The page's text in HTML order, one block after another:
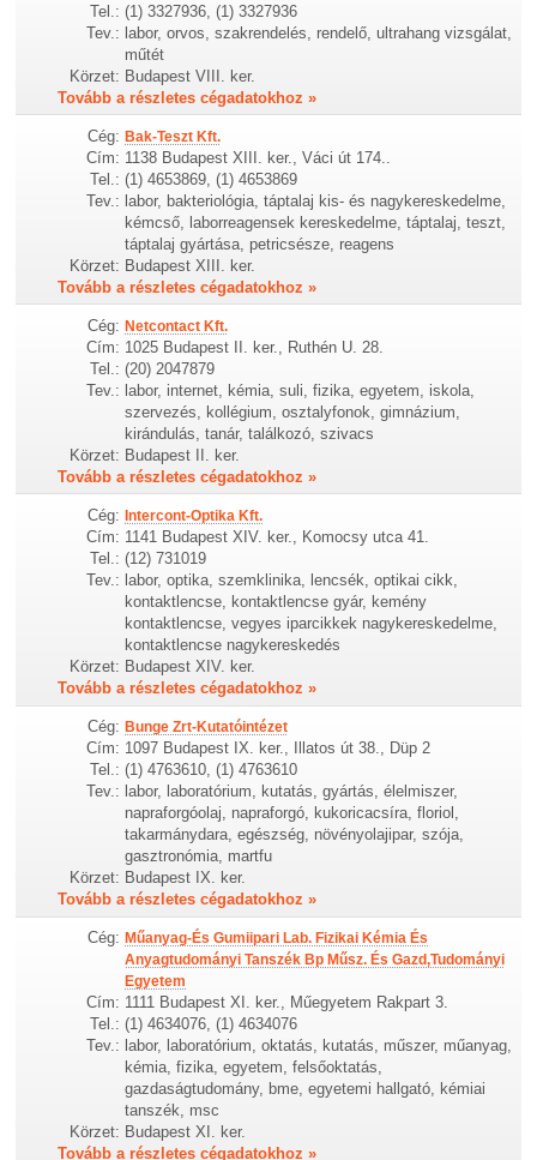
Tel.: (1) 3327936, (1) 3327936
Tev.: labor, orvos, szakrendelés, rendelő, ultrahang vizsgálat,
műtét
Körzet: Budapest VIII. ker.
Tovább a részletes cégadatokhoz »
Cég: Bak-Teszt Kft.
Cím: 1138 Budapest XIII. ker., Váci út 174..
Tel.: (1) 4653869, (1) 4653869
Tev.: labor, bakteriológia, táptalaj kis- és nagykereskedelme,
kémcső, laborreagensek kereskedelme, táptalaj, teszt,
táptalaj gyártása, petricsésze, reagens
Körzet: Budapest XIII. ker.
Tovább a részletes cégadatokhoz »
Cég: Netcontact Kft.
Cím: 1025 Budapest II. ker., Ruthén U. 28.
Tel.: (20) 2047879
Tev.: labor, internet, kémia, suli, fizika, egyetem, iskola,
szervezés, kollégium, osztalyfonok, gimnázium,
kirándulás, tanár, találkozó, szivacs
Körzet: Budapest II. ker.
Tovább a részletes cégadatokhoz »
Cég: Intercont-Optika Kft.
Cím: 1141 Budapest XIV. ker., Komocsy utca 41.
Tel.: (12) 731019
Tev.: labor, optika, szemklinika, lencsék, optikai cikk,
kontaktlencse, kontaktlencse gyár, kemény
kontaktlencse, vegyes iparcikkek nagykereskedelme,
kontaktlencse nagykereskedés
Körzet: Budapest XIV. ker.
Tovább a részletes cégadatokhoz »
Cég: Bunge Zrt-Kutatóintézet
Cím: 1097 Budapest IX. ker., Illatos út 38., Düp 2
Tel.: (1) 4763610, (1) 4763610
Tev.: labor, laboratórium, kutatás, gyártás, élelmiszer,
napraforgóolaj, napraforgó, kukoricacsíra, floriol,
takarmánydara, egészség, növényolajipar, szója,
gasztronómia, martfu
Körzet: Budapest IX. ker.
Tovább a részletes cégadatokhoz »
Cég: Műanyag-És Gumiipari Lab. Fizikai Kémia És
Anyagtudományi Tanszék Bp Műsz. És Gazd,Tudományi
Egyetem
Cím: 1111 Budapest XI. ker., Műegyetem Rakpart 3.
Tel.: (1) 4634076, (1) 4634076
Tev.: labor, laboratórium, oktatás, kutatás, műszer, műanyag,
kémia, fizika, egyetem, felsőoktatás,
gazdaságtudomány, bme, egyetemi hallgató, kémiai
tanszék, msc
Körzet: Budapest XI. ker.
Tovább a részletes cégadatokhoz »